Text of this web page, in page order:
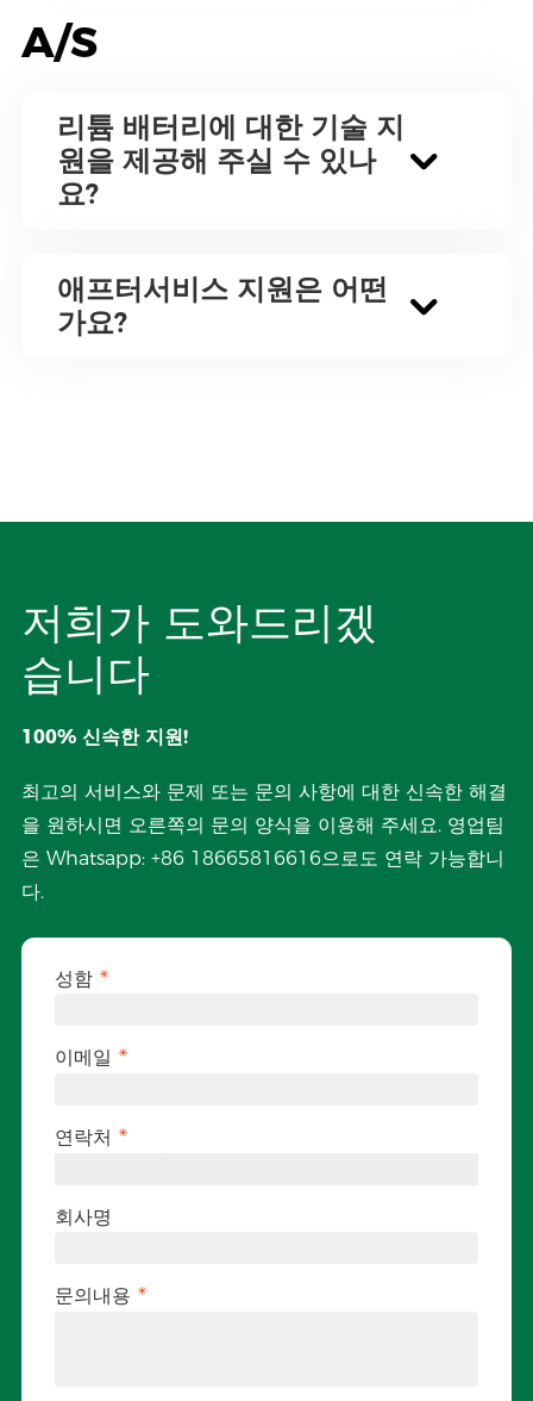
A/S
리튬 배터리에 대한 기술 지
원을 제공해 주실 수 있나
요?
애프터서비스 지원은 어떤
가요?
저희가 도와드리겠
습니다
100% 신속한 지원!
최고의 서비스와 문제 또는 문의 사항에 대한 신속한 해결
을 원하시면 오른쪽의 문의 양식을 이용해 주세요. 영업팀
은 Whatsapp: +86 18665816616으로도 연락 가능합니
다.
성함
이메일
연락처
회사명
문의내용